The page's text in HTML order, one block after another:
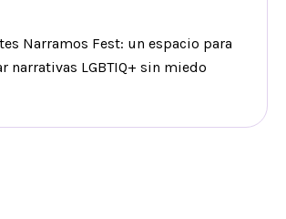
Narramos Fest: un espacio para
narrativas LGBTIQ+ sin miedo